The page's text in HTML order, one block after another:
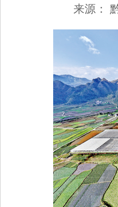
来源：